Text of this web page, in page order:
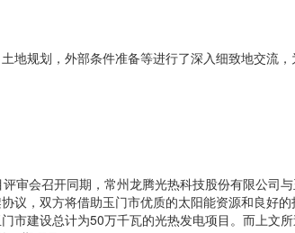
地规划，外部条件准备等进行了深入细致地交流
审会召开同期，常州龙腾光热科技股份有限公司
议，双方将借助玉门市优质的太阳能资源和良好
市建设总计为50万千瓦的光热发电项目。而上文